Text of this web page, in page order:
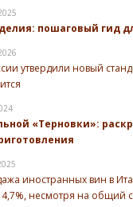
пошаговый гид
утвердили новый
«Терновки»:
иностранных вин в
4,7%, несмотря на общий